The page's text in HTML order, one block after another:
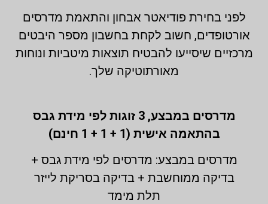
לפני בחירת פודיאטר אבחון והתאמת מדרסים
אורטופדים, חשוב לקחת בחשבון מספר היבטים
מרכזיים שיסייעו להבטיח תוצאות מיטביות ונוחות
מאורתוטיקה שלך.
מדרסים במבצע,
3 זוגות לפי מידת גבס
בהתאמה אישית (1 + 1 + 1 חינם)
מדרסים במבצע: מדרסים לפי מידת גבס +
בדיקה ממוחשבת + בדיקה בסריקת לייזר
תלת מימד